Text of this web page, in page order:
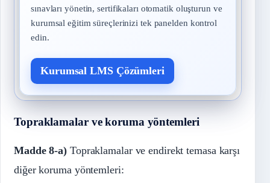
sınavları yönetin, sertifikaları otomatik oluşturun ve
kurumsal eğitim süreçlerinizi tek panelden kontrol
edin.
Kurumsal LMS Çözümleri
Topraklamalar ve koruma yöntemleri
Madde 8-a) Topraklamalar ve endirekt temasa karşı
diğer koruma yöntemleri: